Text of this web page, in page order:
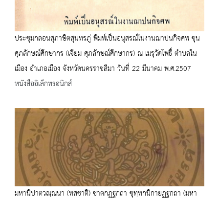
ประชุมกลอนสุภาษิตสุนทรภู่ พิมพ์เป็นอนุสรณ์ในงานฌาปนกิจศพ ขุน
ศุภลักษณ์ศึกษากร (เจียม ศุภลักษณ์ศึกษากร) ณ เมรุวัดโพธื์ ตำบลใน
เมือง อำเภอเมือง จังหวัดนครราชสีมา วันที่ 22 มีนาคม พ.ศ.2507
หนังสืออิเล็กทรอนิกส์
มหานิปาตวณฺณนา (ทสชาติ) ชาตกฏฐกถา ขุทฺทกนิกายฏฐกถา (มหา